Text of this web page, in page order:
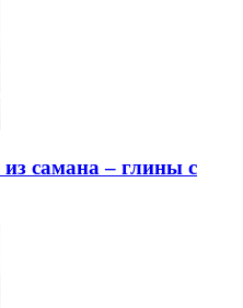
самана – глины с